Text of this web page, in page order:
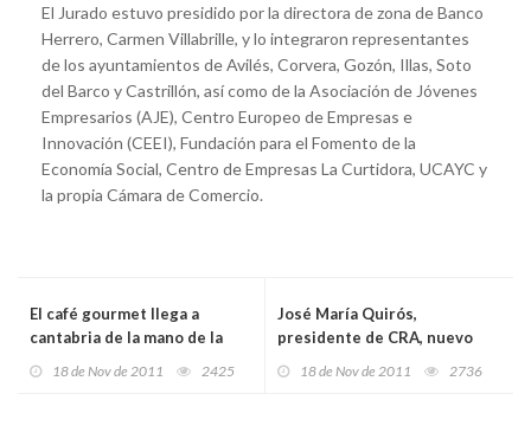
El Jurado estuvo presidido por la directora de zona de Banco
Herrero, Carmen Villabrille, y lo integraron representantes
de los ayuntamientos de Avilés, Corvera, Gozón, Illas, Soto
del Barco y Castrillón, así como de la Asociación de Jóvenes
Empresarios (AJE), Centro Europeo de Empresas e
Innovación (CEEI), Fundación para el Fomento de la
Economía Social, Centro de Empresas La Curtidora, UCAYC y
la propia Cámara de Comercio.
El café gourmet llega a
cantabria de la mano de la
18 de Nov de 2011 2425
José María Quirós,
presidente de CRA, nuevo
18 de Nov de 2011 2736